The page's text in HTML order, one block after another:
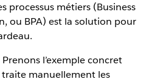
processus métiers (Business
ou BPA) est la solution pour
Prenons l’exemple concret
traite manuellement les